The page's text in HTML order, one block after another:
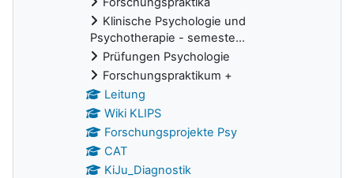
Klinische Psychologie und
Psychotherapie - semeste...
Prüfungen Psychologie
Forschungspraktikum +
Leitung
Wiki KLIPS
Forschungsprojekte Psy
CAT
KiJu_Diagnostik